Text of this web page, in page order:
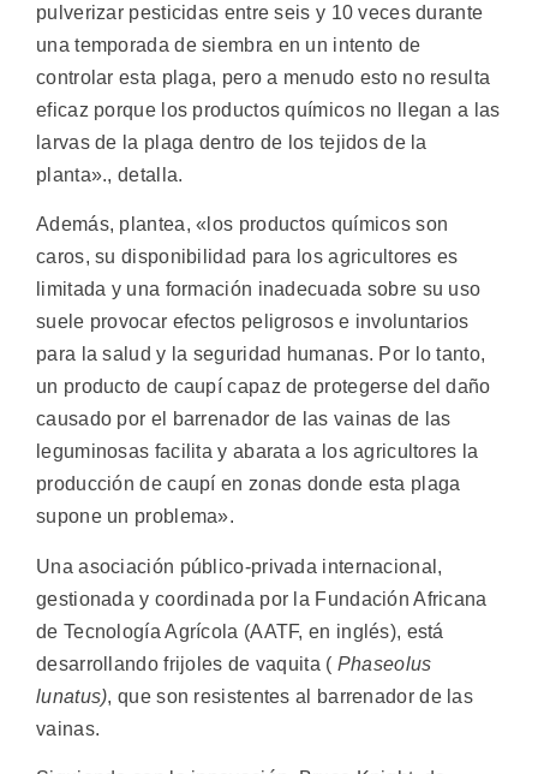
pulverizar pesticidas entre seis y 10 veces durante
una temporada de siembra en un intento de
controlar esta plaga, pero a menudo esto no resulta
eficaz porque los productos químicos no llegan a las
larvas de la plaga dentro de los tejidos de la
planta»., detalla.
Además, plantea, «los productos químicos son
caros, su disponibilidad para los agricultores es
limitada y una formación inadecuada sobre su uso
suele provocar efectos peligrosos e involuntarios
para la salud y la seguridad humanas. Por lo tanto,
un producto de caupí capaz de protegerse del daño
causado por el barrenador de las vainas de las
leguminosas facilita y abarata a los agricultores la
producción de caupí en zonas donde esta plaga
supone un problema».
Una asociación público-privada internacional,
gestionada y coordinada por la Fundación Africana
de Tecnología Agrícola (AATF, en inglés), está
desarrollando frijoles de vaquita ( Phaseolus
lunatus), que son resistentes al barrenador de las
vainas.